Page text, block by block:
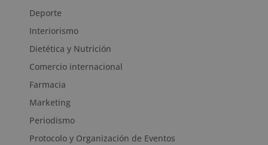
Deporte
Interiorismo
Dietética y Nutrición
Comercio internacional
Farmacia
Marketing
Periodismo
Protocolo y Organización de Eventos